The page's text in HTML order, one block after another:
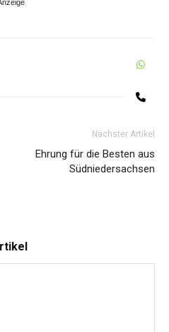
Nächster Artikel
Ehrung für die Besten aus
Südniedersachsen